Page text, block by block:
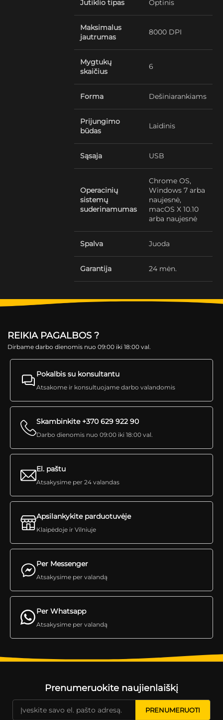
Jutiklio tipas Optinis
Maksimalus
jautrumas
8000 DPI
Mygtukų
skaičius
6
Forma Dešiniarankiams
Prijungimo
būdas
Laidinis
Sąsaja USB
Operacinių
sistemų
suderinamumas
Chrome OS,
Windows 7 arba
naujesnė,
macOS X 10.10
arba naujesnė
Spalva Juoda
Garantija 24 mėn.
REIKIA PAGALBOS ?
Dirbame darbo dienomis nuo 09:00 iki 18:00 val.
Pokalbis su konsultantu
Atsakome ir konsultuojame darbo valandomis
Skambinkite +370 629 922 90
Darbo dienomis nuo 09:00 iki 18:00 val.
Per Messenger
Atsakysime per valandą
El. paštu
Atsakysime per 24 valandas
Apsilankykite parduotuvėje
Klaipėdoje ir Vilniuje
Per Whatsapp
Atsakysime per valandą
Prenumeruokite naujienlaiškį